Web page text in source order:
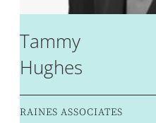
Tammy
Hughes
RAINES ASSOCIATES